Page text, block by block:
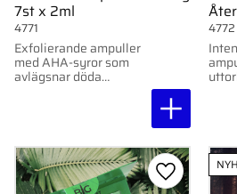
7st x 2ml
Exfolierande ampuller
med AHA-syror som
avlägsnar döda
hudceller och förbättrar
4771 4772
Lägg till i